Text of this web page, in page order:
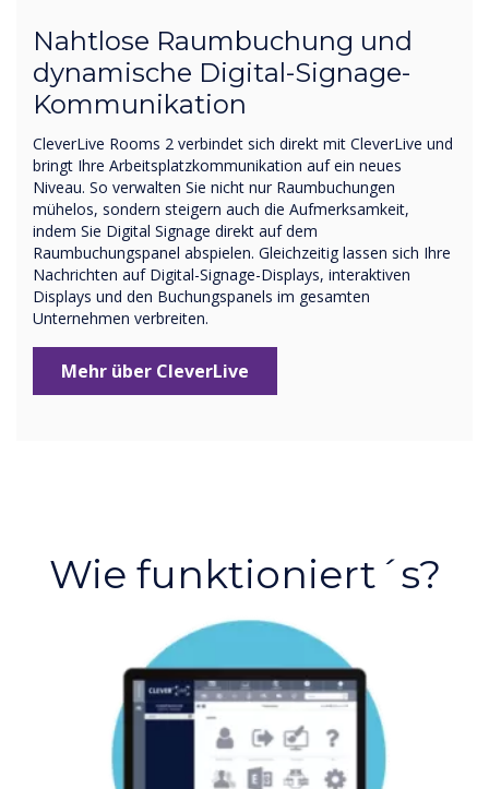
Nahtlose Raumbuchung und
dynamische Digital-Signage-
Kommunikation
CleverLive Rooms 2 verbindet sich direkt mit CleverLive und
bringt Ihre Arbeitsplatzkommunikation auf ein neues
Niveau. So verwalten Sie nicht nur Raumbuchungen
mühelos, sondern steigern auch die Aufmerksamkeit,
indem Sie Digital Signage direkt auf dem
Raumbuchungspanel abspielen. Gleichzeitig lassen sich Ihre
Nachrichten auf Digital-Signage-Displays, interaktiven
Displays und den Buchungspanels im gesamten
Unternehmen verbreiten.
Mehr über CleverLive
Wie funktioniert´s?